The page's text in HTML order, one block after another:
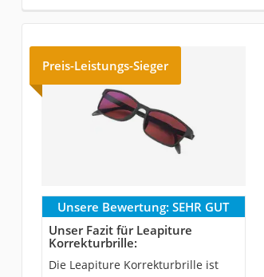
Preis-Leistungs-Sieger
Unsere Bewertung: SEHR GUT
Unser Fazit für Leapiture
Korrekturbrille:
Die Leapiture Korrekturbrille ist